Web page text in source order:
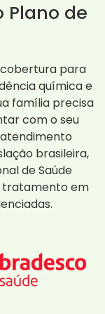
Plano de
para
química e
família precisa
com o seu
brasileira,
de Saúde
tratamento em